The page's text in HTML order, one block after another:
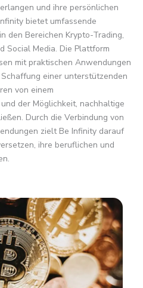
und ihre persönlichen
bietet umfassende
den Bereichen Krypto-Trading,
Social Media. Die Plattform
mit praktischen Anwendungen
einer unterstützenden
von einem
der Möglichkeit, nachhaltige
Durch die Verbindung von
zielt Be Infinity darauf
ihre beruflichen und